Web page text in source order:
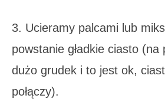
3. Ucieramy palcami lub
powstanie gładkie ciasto
dużo grudek i to jest ok,
połączy).